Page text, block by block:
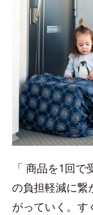
「 商品を1回
の負担軽減に繋
がっていく。す